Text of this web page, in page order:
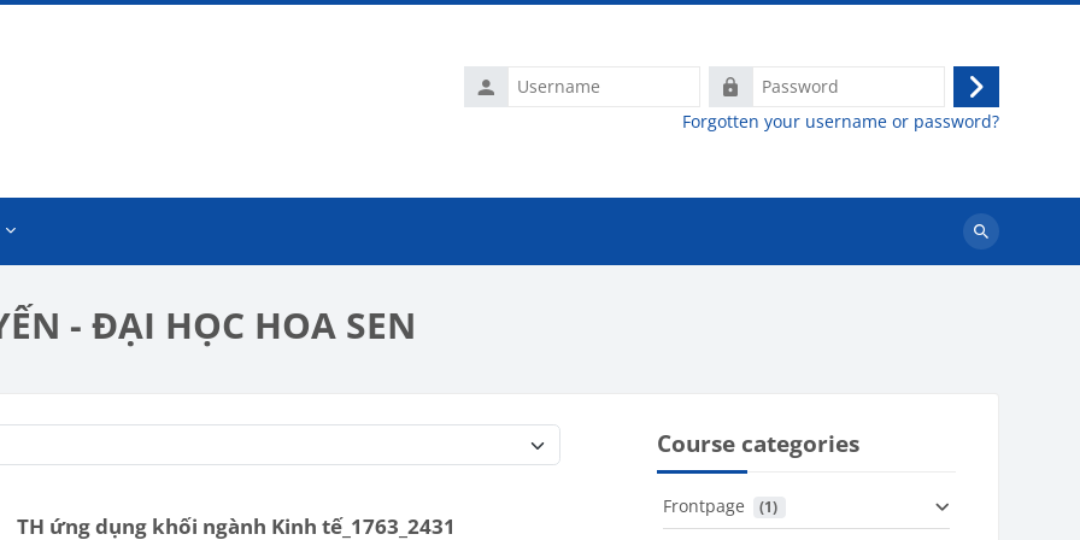
Username
Password
Log
in
Forgotten your username or password?
Search
- ĐẠI HỌC HOA SEN
TH ứng dụng khối ngành Kinh tế_1763_2431
Course categories
Frontpage (1)